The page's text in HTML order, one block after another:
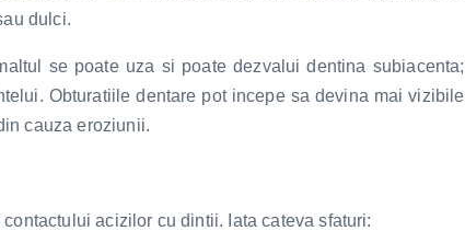
dulci.
se poate uza si poate dezvalui dentina subiacenta;
Obturatiile dentare pot incepe sa devina mai vizibile
cauza eroziunii.
acizilor cu dintii. Iata cateva sfaturi: